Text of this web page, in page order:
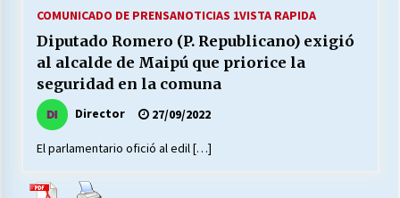
MUNICIPALIDAD, TRABAJADORES, CLIMA
LABORAL:
13/07/2026
25/06/2026
COMUNICADO DE PRENSANOTICIAS 1VISTA RAPIDA
Diputado Romero (P. Republicano) exigió
al alcalde de Maipú que priorice la
seguridad en la comuna
Director 27/09/2022
El parlamentario ofició al edil […]